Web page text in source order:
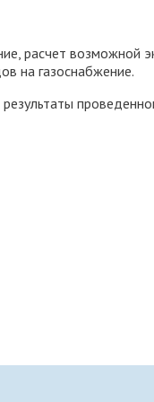
расчет возможной
на газоснабжение.